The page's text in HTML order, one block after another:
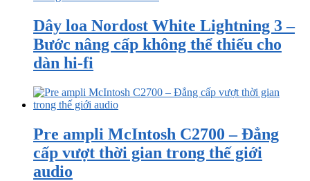
Dây loa Nordost White Lightning 3 –
Bước nâng cấp không thể thiếu cho
dàn hi-fi
Pre ampli McIntosh C2700 – Đẳng
cấp vượt thời gian trong thế giới
audio